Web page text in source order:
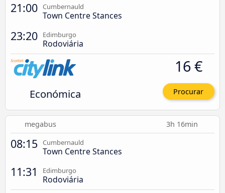
21:00 Cumbernauld
Town Centre Stances
23:20 Edimburgo
Rodoviária
Económica
16 €
Procurar
megabus 3h 16min
08:15 Cumbernauld
Town Centre Stances
11:31 Edimburgo
Rodoviária